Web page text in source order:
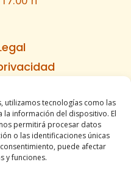
utilizamos tecnologías como las
la información del dispositivo. El
permitirá procesar datos
o las identificaciones únicas
puede afectar
y funciones.
de venta
sitio